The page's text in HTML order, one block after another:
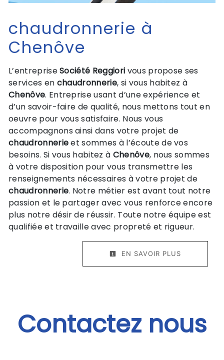
chaudronnerie à
Chenôve
L’entrepriseSociété Reggiori vous propose ses
services en chaudronnerie, si vous habitez à
Chenôve. Entreprise usant d’une expérience et
d’un savoir-faire de qualité, nous mettons tout en
oeuvre pour vous satisfaire. Nous vous
accompagnons ainsi dans votre projet de
chaudronnerieet sommes à l’écoute de vos
besoins. Si vous habitez à Chenôve, nous sommes
à votre disposition pour vous transmettre les
renseignements nécessaires à votre projet de
chaudronnerie. Notre métier est avant tout notre
passion et le partager avec vous renforce encore
plus notre désir de réussir. Toute notre équipe est
qualifiée et travaille avec propreté et rigueur.
EN SAVOIR PLUS
Contactez nous